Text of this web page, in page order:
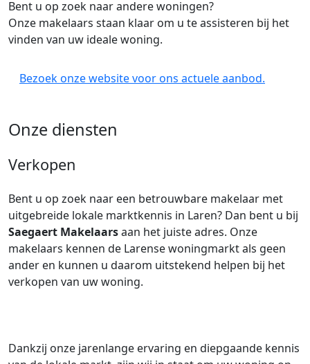
Bent u op zoek naar andere woningen?
Onze makelaars staan klaar om u te assisteren bij het
vinden van uw ideale woning.
Bezoek onze website voor ons actuele aanbod.
Onze diensten
Verkopen
Bent u op zoek naar een betrouwbare makelaar met
uitgebreide lokale marktkennis in Laren? Dan bent u bij
Saegaert Makelaarsaan het juiste adres. Onze
makelaars kennen de Larense woningmarkt als geen
ander en kunnen u daarom uitstekend helpen bij het
verkopen van uw woning.
Dankzij onze jarenlange ervaring en diepgaande kennis